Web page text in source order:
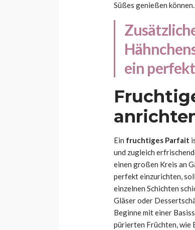
Süßes genießen können.
ein
Ein fruchtiges Parfait
und zugleich
einen großen Kreis an
perfekt einzurichten,
einzelnen Schichten
Gläser oder
Beginne mit einer
pürierten Früchten, wie